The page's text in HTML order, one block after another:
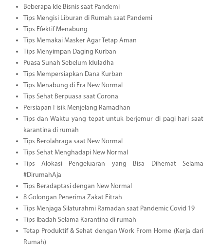
Beberapa Ide Bisnis saat Pandemi
Tips Mengisi Liburan di Rumah saat Pandemi
Tips Efektif Menabung
Tips Memakai Masker Agar Tetap Aman
Tips Menyimpan Daging Kurban
Puasa Sunah Sebelum Iduladha
Tips Mempersiapkan Dana Kurban
Tips Menabung di Era New Normal
Tips Sehat Berpuasa saat Corona
Persiapan Fisik Menjelang Ramadhan
Tips dan Waktu yang tepat untuk berjemur di pagi hari saat
karantina di rumah
Tips Berolahraga saat New Normal
Tips Sehat Menghadapi New Normal
Tips Alokasi Pengeluaran yang Bisa Dihemat Selama
#DirumahAja
Tips Beradaptasi dengan New Normal
8 Golongan Penerima Zakat Fitrah
Tips Menjaga Silaturahmi Ramadan saat Pandemic Covid 19
Tips Ibadah Selama Karantina di rumah
Tetap Produktif & Sehat dengan Work From Home (Kerja dari
Rumah)